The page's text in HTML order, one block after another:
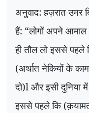
अनुवाद: हज़रात उमर
हैं: “लोगों अपने
ही तौल लो इससे
(अर्थात नेकियों के
दो)l और इसी दुनिया
इससे पहले कि